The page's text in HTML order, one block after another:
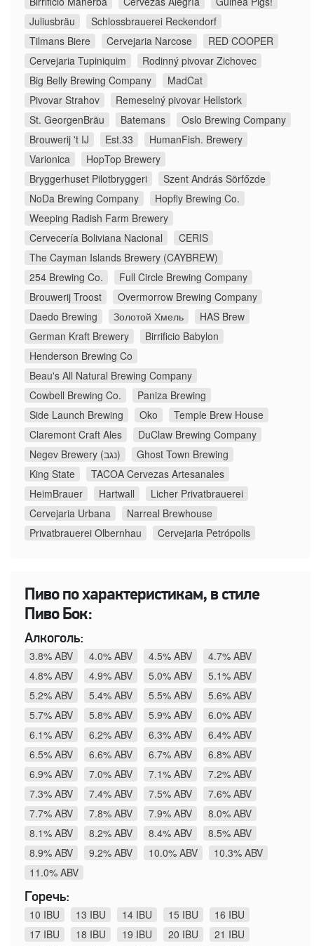
Juliusbräu
Schlossbrauerei Reckendorf
Tilmans Biere
Cervejaria Narcose
RED COOPER
Cervejaria Tupiniquim
Rodinný pivovar Zichovec
Big Belly Brewing Company
MadCat
Pivovar Strahov
Remeselný pivovar Hellstork
St. GeorgenBräu
Batemans
Oslo Brewing Company
Brouwerij 't IJ
Est.33
HumanFish. Brewery
Varionica
HopTop Brewery
Bryggerhuset Pilotbryggeri
Szent András Sörfőzde
NoDa Brewing Company
Hopfly Brewing Co.
Weeping Radish Farm Brewery
Cervecería Boliviana Nacional
CERIS
The Cayman Islands Brewery (CAYBREW)
254 Brewing Co.
Full Circle Brewing Company
Brouwerij Troost
Overmorrow Brewing Company
Daedo Brewing
Золотой Хмель
HAS Brew
German Kraft Brewery
Birrificio Babylon
Henderson Brewing Co
Beau's All Natural Brewing Company
Cowbell Brewing Co.
Paniza Brewing
Side Launch Brewing
Oko
Temple Brew House
Claremont Craft Ales
DuClaw Brewing Company
Negev Brewery (נגב)
Ghost Town Brewing
King State
TACOA Cervezas Artesanales
HeimBrauer
Hartwall
Licher Privatbrauerei
Cervejaria Urbana
Narreal Brewhouse
Privatbrauerei Olbernhau
Cervejaria Petrópolis
Пиво по характеристикам, в стиле
Пиво Бок:
Алкоголь:
3.8% ABV
4.0% ABV 4.5% ABV
4.7% ABV
4.8% ABV
4.9% ABV 5.0% ABV
5.1% ABV
5.2% ABV
5.4% ABV 5.5% ABV
5.6% ABV
5.7% ABV
5.8% ABV 5.9% ABV
6.0% ABV
6.1% ABV
6.2% ABV 6.3% ABV
6.4% ABV
6.5% ABV
6.6% ABV 6.7% ABV
6.8% ABV
6.9% ABV
7.0% ABV 7.1% ABV
7.2% ABV
7.3% ABV
7.4% ABV 7.5% ABV
7.6% ABV
7.7% ABV
7.8% ABV 7.9% ABV
8.0% ABV
8.1% ABV
8.2% ABV 8.4% ABV
8.5% ABV
8.9% ABV
9.2% ABV 10.0% ABV
10.3% ABV
11.0% ABV
Горечь:
10 IBU
13 IBU 14 IBU 15 IBU
16 IBU
17 IBU
18 IBU 19 IBU 20 IBU
21 IBU